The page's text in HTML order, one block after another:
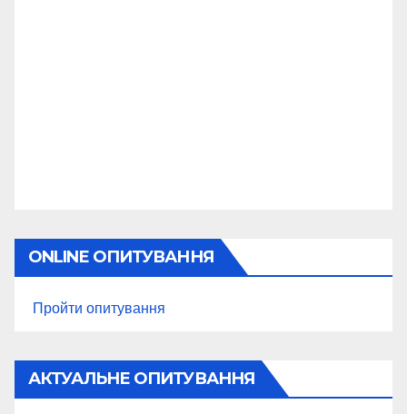
ONLINE ОПИТУВАННЯ
Пройти опитування
АКТУАЛЬНЕ ОПИТУВАННЯ